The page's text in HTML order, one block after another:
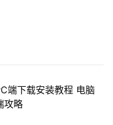
端下载安装教程 电脑
攻略